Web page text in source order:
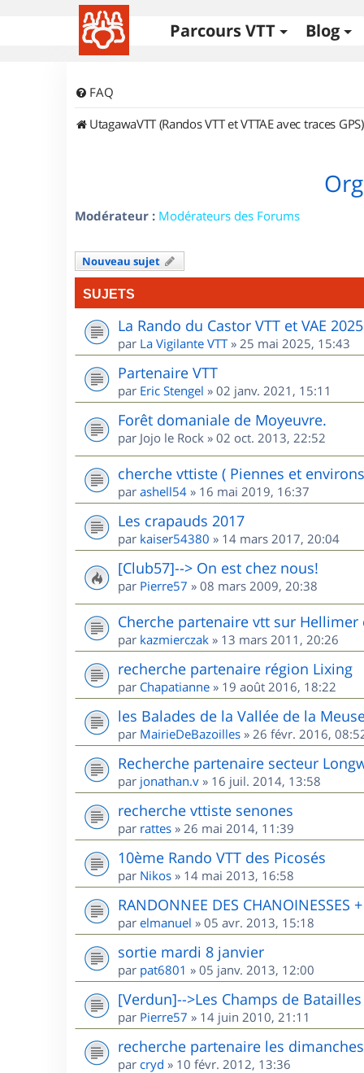
Parcours VTT Blog
FAQ
UtagawaVTT (Randos VTT et VTTAE avec traces GPS)
Modérateur : Modérateurs des Forums
Nouveau sujet
SUJETS
La Rando du Castor VTT et VAE 2025
par La Vigilante VTT» 25 mai 2025, 15:43
Partenaire VTT
par Eric Stengel » 02 janv. 2021, 15:11
Forêt domaniale de Moyeuvre.
par Jojo le Rock » 02 oct. 2013, 22:52
cherche vttiste ( Piennes et
par ashell54 » 16 mai 2019, 16:37
Les crapauds 2017
par kaiser54380 » 14 mars 2017, 20:04
[Club57]--> On est chez nous!
par Pierre57 » 08 mars 2009, 20:38
Cherche partenaire vtt sur Hellimer
par kazmierczak » 13 mars 2011, 20:26
recherche partenaire région Lixing
par Chapatianne » 19 août 2016, 18:22
les Balades de la Vallée de la
par MairieDeBazoilles » 26 févr. 2016,
Recherche partenaire secteur
par jonathan.v » 16 juil. 2014, 13:58
recherche vttiste senones
par rattes » 26 mai 2014, 11:39
10ème Rando VTT des Picosés
par Nikos » 14 mai 2013, 16:58
RANDONNEE DES CHANOINESSES
par elmanuel » 05 avr. 2013, 15:18
sortie mardi 8 janvier
par pat6801 » 05 janv. 2013, 12:00
[Verdun]-->Les Champs de Batailles
par Pierre57 » 14 juin 2010, 21:11
recherche partenaire les
par cryd » 10 févr. 2012, 13:36